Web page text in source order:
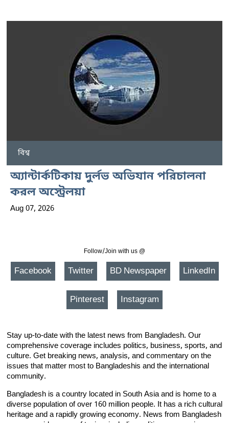
বিশ্ব
অ্যান্টার্কটিকায় দুর্লভ অভিযান পরিচালনা
করল অস্ট্রেলয়া
Aug 07, 2026
Follow/Join with us @
Facebook Twitter BD Newspaper LinkedIn
Pinterest Instagram
Stay up-to-date with the latest news from Bangladesh. Our
comprehensive coverage includes politics, business, sports, and
culture. Get breaking news, analysis, and commentary on the
issues that matter most to Bangladeshis and the international
community.
Bangladesh is a country located in South Asia and is home to a
diverse population of over 160 million people. It has a rich cultural
heritage and a rapidly growing economy. News from Bangladesh